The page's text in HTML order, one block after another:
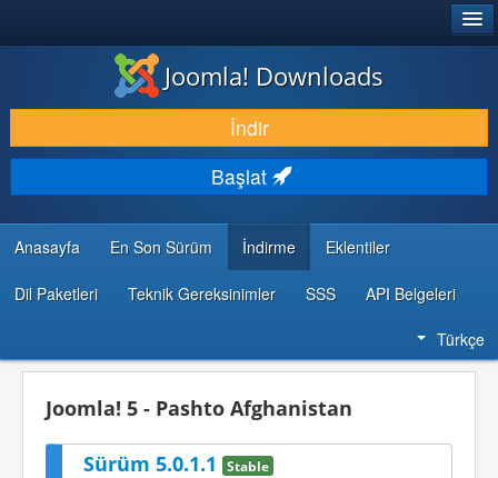
İNDIR & GENIŞLET
KEŞFET & ÖĞREN
TOPLULUK & DESTEK
GELIŞTIRICI KAYNAKLARI
Joomla! Downloads
İndir
Başlat
Anasayfa En Son Sürüm İndirme Eklentiler
Dil Paketleri Teknik Gereksinimler SSS API Belgeleri
Türkçe
Joomla! 5 - Pashto Afghanistan
Sürüm 5.0.1.1 Stable